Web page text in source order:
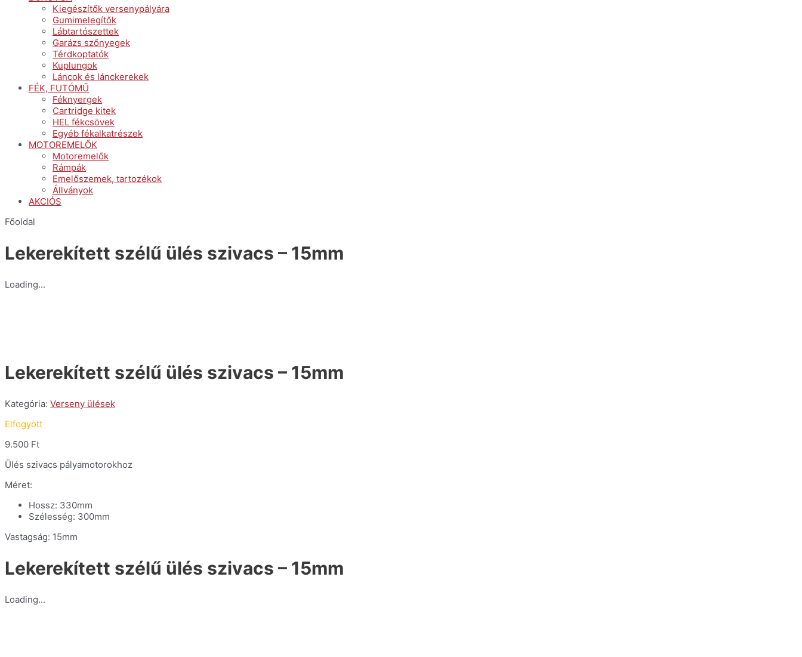
Kiegészítők versenypályára
Gumimelegítők
Lábtartószettek
Garázs szőnyegek
Térdkoptatók
Kuplungok
Láncok és lánckerekek
FÉK, FUTÓMŰ
Féknyergek
Cartridge kitek
HEL fékcsövek
Egyéb fékalkatrészek
MOTOREMELŐK
Motoremelők
Rámpák
Emelőszemek, tartozékok
Állványok
AKCIÓS
Főoldal
Lekerekített szélű ülés szivacs – 15mm
Loading...
Lekerekített szélű ülés szivacs – 15mm
Kategória: Verseny ülések
Elfogyott
9.500 Ft
Ülés szivacs pályamotorokhoz
Méret:
Hossz: 330mm
Szélesség: 300mm
Vastagság: 15mm
Lekerekített szélű ülés szivacs – 15mm
Loading...